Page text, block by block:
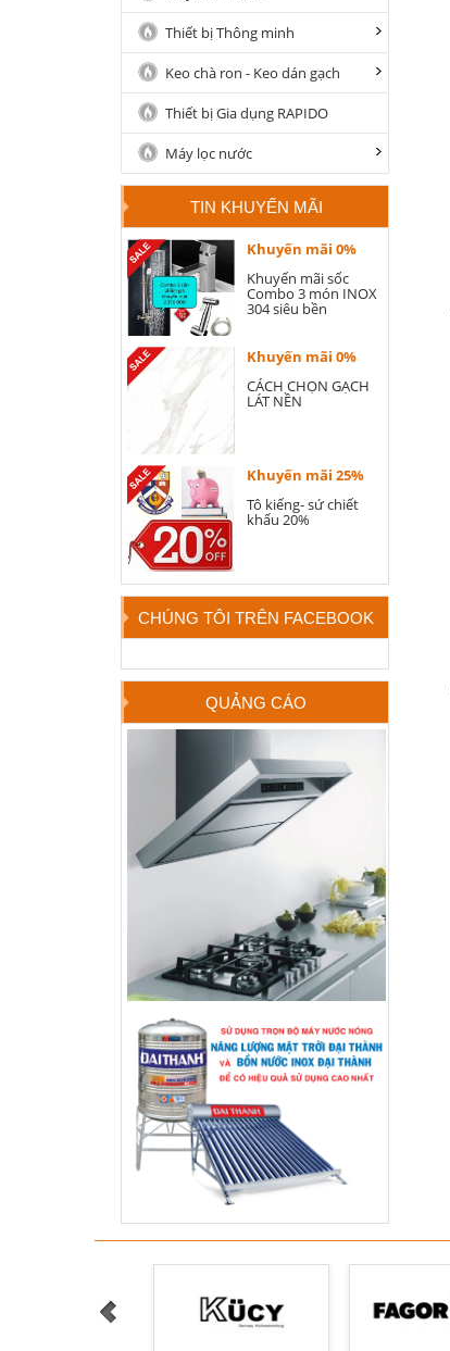
Thiết bị Thông minh
Keo chà ron - Keo dán gạch
Thiết bị Gia dụng RAPIDO
Máy lọc nước
TIN KHUYẾN MÃI
Khuyến mãi 0%
Khuyến mãi sốc
Combo 3 món INOX
304 siêu bền
Khuyến mãi 0%
CÁCH CHỌN GẠCH
LÁT NỀN
Khuyến mãi 25%
Tô kiếng- sứ chiết
khấu 20%
CHÚNG TÔI TRÊN FACEBOOK
QUẢNG CÁO